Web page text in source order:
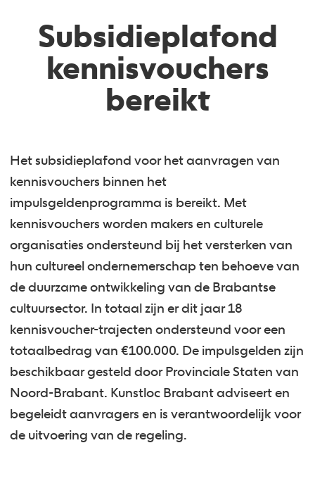
Subsidieplafond
kennisvouchers
bereikt
Het subsidieplafond voor het aanvragen van
kennisvouchers binnen het
impulsgeldenprogramma is bereikt. Met
kennisvouchers worden makers en culturele
organisaties ondersteund bij het versterken van
hun cultureel ondernemerschap ten behoeve van
de duurzame ontwikkeling van de Brabantse
cultuursector. In totaal zijn er dit jaar 18
kennisvoucher-trajecten ondersteund voor een
totaalbedrag van €100.000. De impulsgelden zijn
beschikbaar gesteld door Provinciale Staten van
Noord-Brabant. Kunstloc Brabant adviseert en
begeleidt aanvragers en is verantwoordelijk voor
de uitvoering van de regeling.